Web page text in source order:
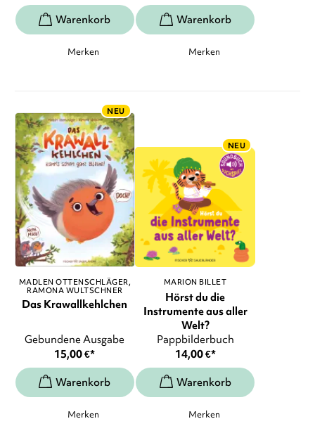
Merken Merken
NEU
MADLEN OTTENSCHLÄGER
RAMONA WULTSCHNER
Das Krawallkehlchen
Gebundene Ausgabe
15,00€*
Merken
NEU
MARION BILLET
Hörst du die
Instrumente aus aller
Welt?
Pappbilderbuch
14,00€*
Merken